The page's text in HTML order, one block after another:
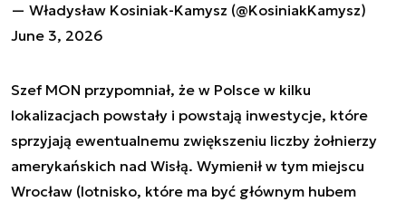
— Władysław Kosiniak-Kamysz (@KosiniakKamysz)
June 3, 2026
Szef MON przypomniał, że w Polsce w kilku
lokalizacjach powstały i powstają inwestycje, które
sprzyjają ewentualnemu zwiększeniu liczby żołnierzy
amerykańskich nad Wisłą. Wymienił w tym miejscu
Wrocław (lotnisko, które ma być głównym hubem